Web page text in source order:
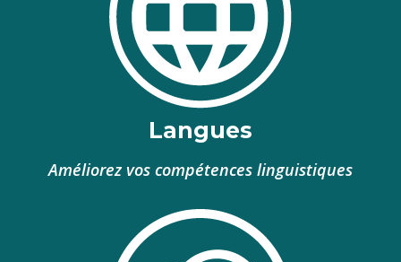
Langues
Améliorez vos compétences linguistiques